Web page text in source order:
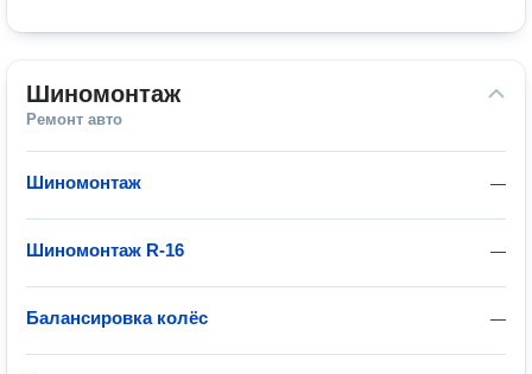
Шиномонтаж
Ремонт авто
—
Шиномонтаж
—
Шиномонтаж R-16
—
Балансировка колёс